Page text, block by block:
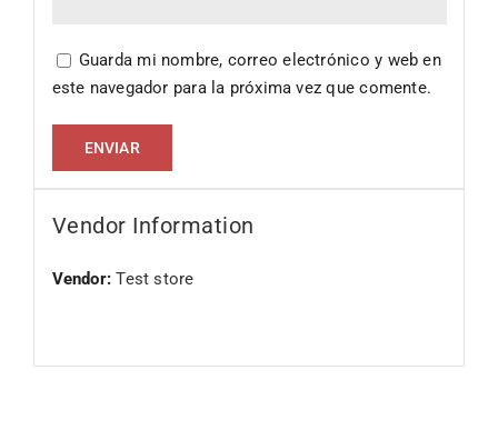
Guarda mi nombre, correo electrónico y web en
este navegador para la próxima vez que comente.
Vendor Information
Vendor:Test store